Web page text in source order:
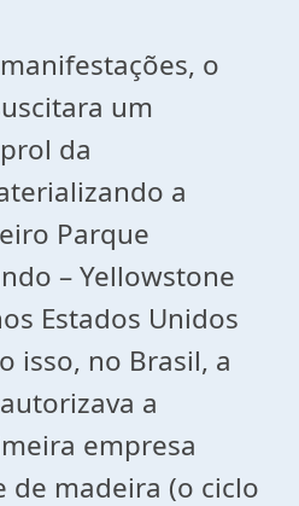
o
um
da
a
Parque
– Yellowstone
Estados Unidos
isso, no Brasil, a
a
empresa
de madeira (o ciclo